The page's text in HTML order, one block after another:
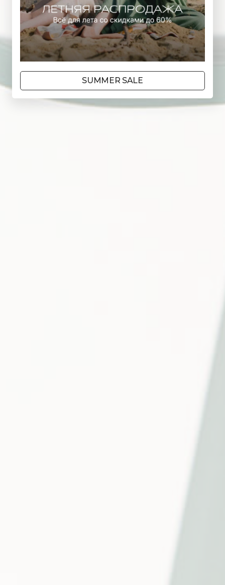
SUMMER SALE